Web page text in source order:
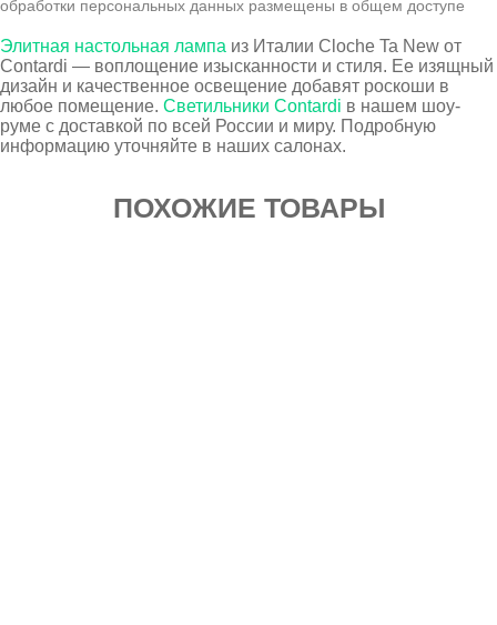
обработки персональных данных размещены в общем доступе
Элитная настольная лампа из Италии Cloche Ta New от
Contardi — воплощение изысканности и стиля. Ее изящный
дизайн и качественное освещение добавят роскоши в
любое помещение. Cветильники Contardi в нашем шоу-
руме с доставкой по всей России и миру. Подробную
информацию уточняйте в наших салонах.
ПОХОЖИЕ ТОВАРЫ